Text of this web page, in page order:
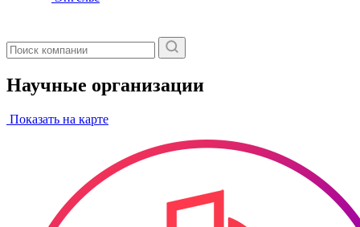
Научные организации
Показать на карте